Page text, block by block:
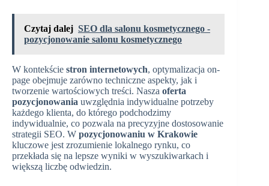
Czytaj dalej SEO dla salonu kosmetycznego -
pozycjonowanie salonu kosmetycznego
W kontekście stron internetowych, optymalizacja on-
page obejmuje zarówno techniczne aspekty, jak i
tworzenie wartościowych treści. Nasza oferta
pozycjonowania uwzględnia indywidualne potrzeby
każdego klienta, do którego podchodzimy
indywidualnie, co pozwala na precyzyjne dostosowanie
strategii SEO. W pozycjonowaniu w Krakowie
kluczowe jest zrozumienie lokalnego rynku, co
przekłada się na lepsze wyniki w wyszukiwarkach i
większą liczbę odwiedzin.